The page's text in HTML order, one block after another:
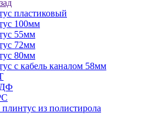
пластиковый
100мм
55мм
72мм
80мм
с кабель каналом 58мм
из полистирола